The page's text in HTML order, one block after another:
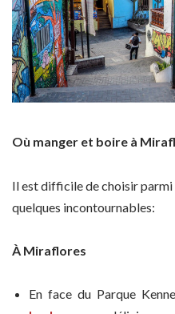
Où manger et boire à
Il est difficile de choisir parmi
quelques incontournables:
À Miraflores
En face du Parque